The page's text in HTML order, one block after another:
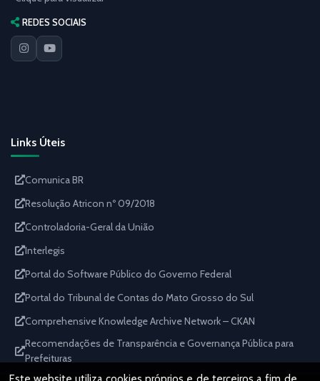
REDES SOCIAIS
Links Úteis
Comunica BR
Resolução Atricon nº 09/2018
Controladoria-Geral da União
Interlegis
Portal do Software Público do Governo Federal
Portal do Tribunal de Contas do Mato Grosso do Sul
Comprehensive Knowledge Archive Network – CKAN
Recomendações de Transparência e Governança Pública para
Prefeituras